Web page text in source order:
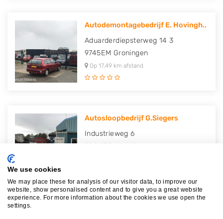
Autodemontagebedrijf E. Hovingh..
Aduarderdiepsterweg 14 3
9745EM Groningen
Op 17,49 km afstand
Autosloopbedrijf G.Siegers
Industrieweg 6
9804TG
Noordhorn
We use cookies
We may place these for analysis of our visitor data, to improve our
website, show personalised content and to give you a great website
experience. For more information about the cookies we use open the
settings.